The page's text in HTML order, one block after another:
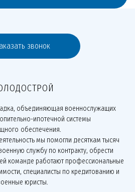
звонок
объединяющая военнослужащих
ипотечной системы
обеспечения.
мы помогли десяткам тысяч
службу по контракту, обрести
команде работают профессиональные
специалисты по кредитованию и
юристы.